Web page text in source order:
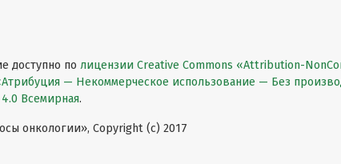
доступно по лицензии Creative Commons «Attribution-
— Некоммерческое использование — Без
Всемирная.
онкологии», Copyright (c) 2017